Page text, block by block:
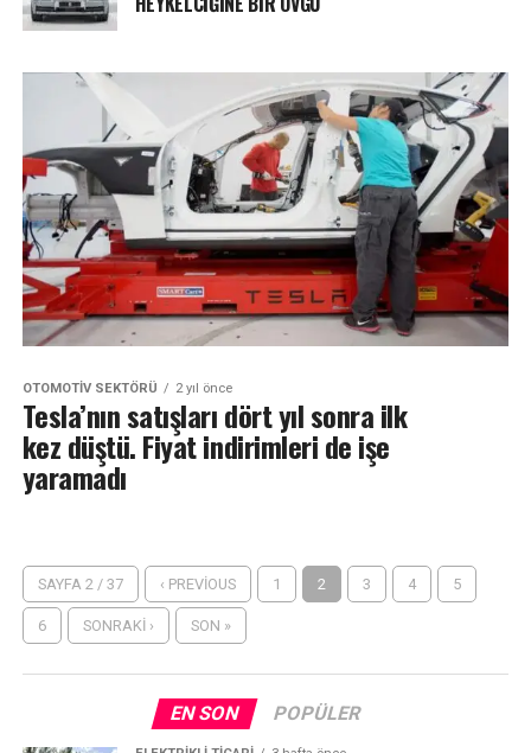
OTOMOTIV SEKTÖRÜ 2 yıl önce
Tesla’nın satışları dört yıl sonra ilk
kez düştü. Fiyat indirimleri de işe
yaramadı
SAYFA 2 / 37 ‹ PREVIOUS 1 2 3 4 5
6 SONRAKI › SON »
EN SON POPÜLER